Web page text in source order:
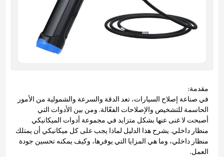
مقدمة:
في صناعة إصلاح السيارات، تعد الدقة والسرعة والشمولية من الأمور
الحاسمة للتشخيص والإصلاحات الفعّالة. ومن بين الأدوات التي
أصبحت لا غنى عنها بشكل متزايد في مجموعة أدوات الميكانيكي
منظار داخلي. يشرح هذا الدليل لماذا يجب على كل ميكانيكي أن يمتلك
منظار داخلي، وما هي المزايا التي يوفرها، وكيف يمكنه تحسين جودة
العمل.